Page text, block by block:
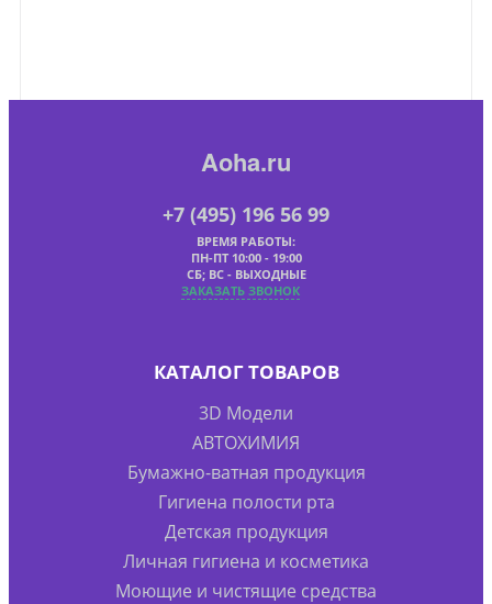
Aoha.ru
+7 (495) 196 56 99
ВРЕМЯ РАБОТЫ:
ПН-ПТ 10:00 - 19:00
СБ; ВС - ВЫХОДНЫЕ
ЗАКАЗАТЬ ЗВОНОК
КАТАЛОГ ТОВАРОВ
3D Модели
АВТОХИМИЯ
Бумажно-ватная продукция
Гигиена полости рта
Детская продукция
Личная гигиена и косметика
Моющие и чистящие средства